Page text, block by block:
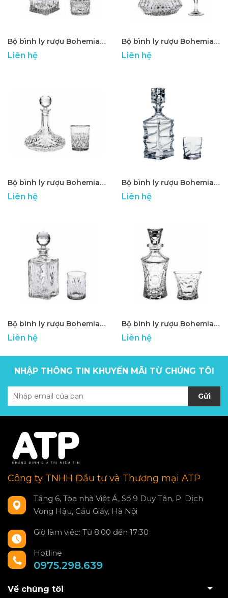
Bộ bình ly rượu Bohemia cao cấp ATP - 15
Liên hệ
Bộ bình ly rượu Bohemia cao cấp ATP - 16
Liên hệ
Bộ bình ly rượu Bohemia cao cấp ATP - 17
Liên hệ
Bộ bình ly rượu Bohemia cao cấp ATP - 18
Liên hệ
Bộ bình ly rượu Bohemia cao cấp ATP - 19
Liên hệ
Bộ bình ly rượu Bohemia cao cấp ATP - 20
Liên hệ
NHẬP THÔNG TIN KHUYẾN MÃI TỪ CHÚNG TÔI
Gửi
Công ty TNHH Đầu tư và Thương mại ATP
Tầng 6, Tòa nhà Việt Á, Số 9 Duy Tân, P. Dịch
Vọng Hậu, Cầu Giấy, Hà Nội
Giờ làm việc: Từ 8:00 đến 17:30
Hotline
0975.298.639
Về chúng tôi